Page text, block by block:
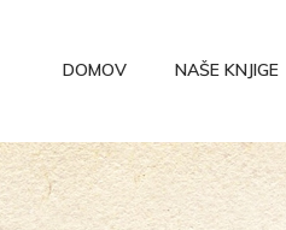
DOMOV NAŠE KNJIGE